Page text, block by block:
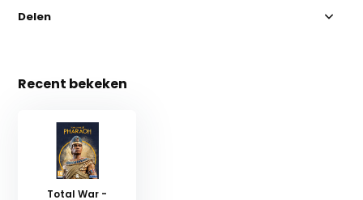
Delen
Recent bekeken
Total War -